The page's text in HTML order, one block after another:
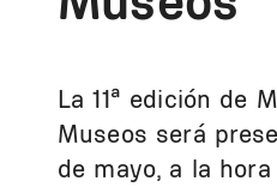
La 11ª edición de
Museos será
de mayo, a la hora